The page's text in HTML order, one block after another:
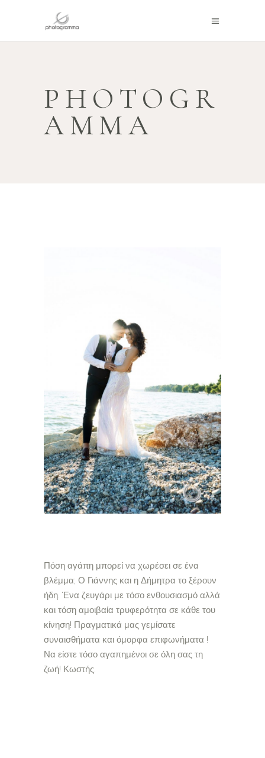
PHOTOGR
AMMA
Πόση αγάπη μπορεί να χωρέσει σε ένα
βλέμμα; Ο Γιάννης και η Δήμητρα το ξέρουν
ήδη. Ένα ζευγάρι με τόσο ενθουσιασμό αλλά
και τόση αμοιβαία τρυφερότητα σε κάθε του
κίνηση! Πραγματικά μας γεμίσατε
συναισθήματα και όμορφα επιφωνήματα !
Να είστε τόσο αγαπημένοι σε όλη σας τη
ζωή! Κωστής.